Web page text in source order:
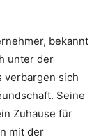
bekannt
unter der
verbargen sich
Seine
Zuhause für
mit der